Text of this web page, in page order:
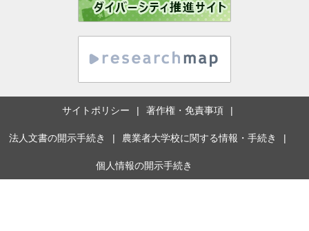
サイトポリシー 著作権・免責事項
法人文書の開示手続き 農業者大学校に関する情報・手続き
個人情報の開示手続き